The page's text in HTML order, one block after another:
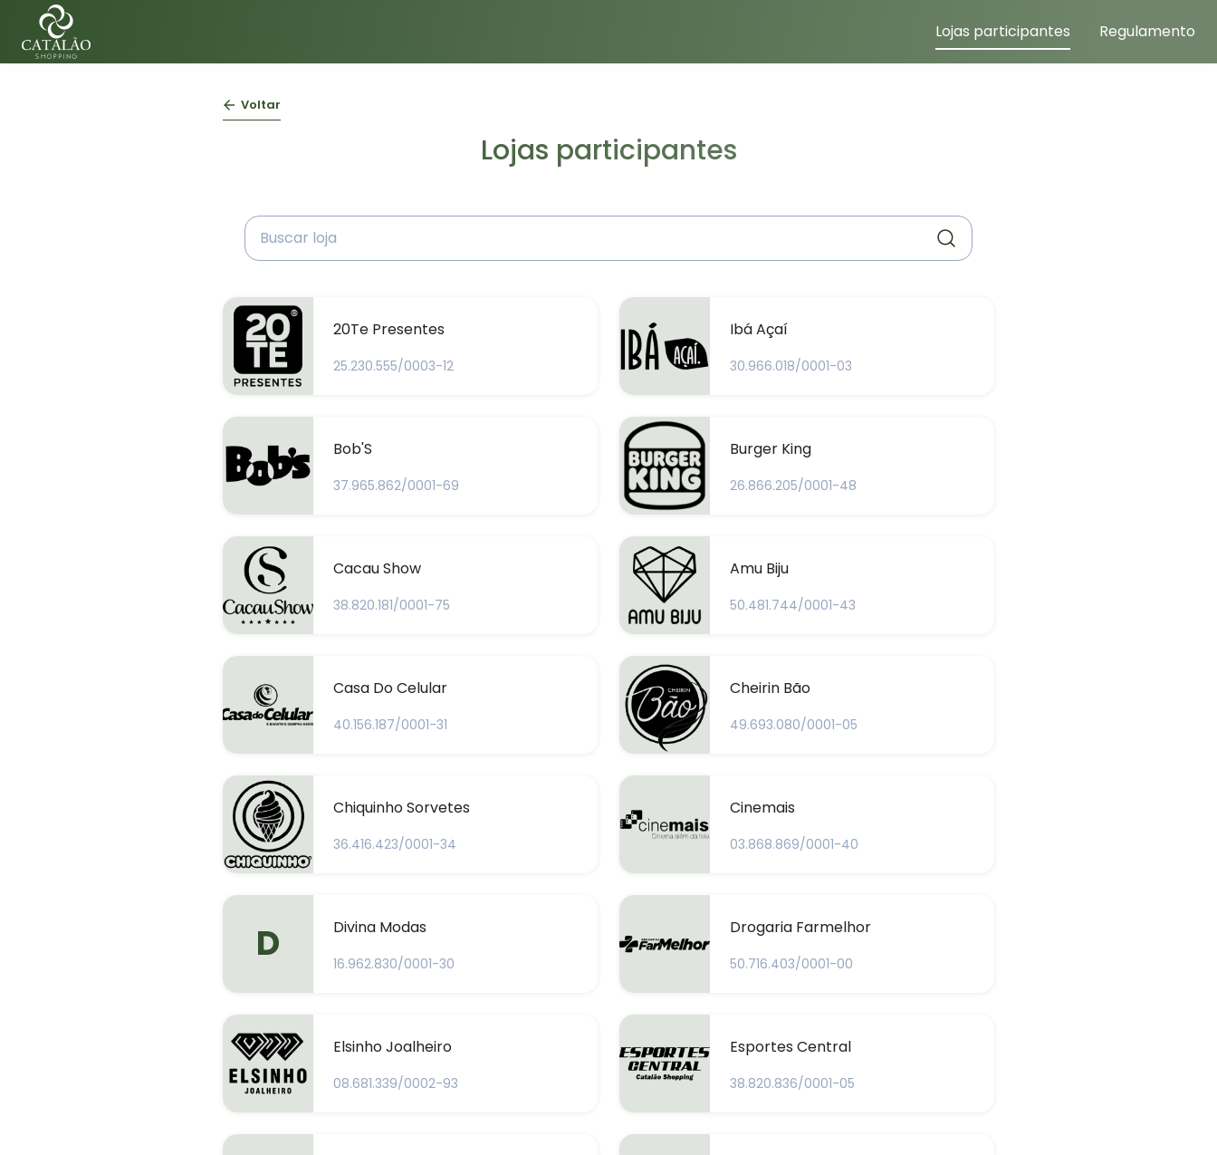
Lojas participantes Regulamento
Voltar
Lojas participantes
20Te Presentes
25.230.555/0003-12
Ibá Açaí
30.966.018/0001-03
Bob'S
37.965.862/0001-69
Burger King
26.866.205/0001-48
Cacau Show
38.820.181/0001-75
Amu Biju
50.481.744/0001-43
Casa Do Celular
40.156.187/0001-31
Cheirin Bão
49.693.080/0001-05
Chiquinho Sorvetes
36.416.423/0001-34
Cinemais
03.868.869/0001-40
D Divina Modas
16.962.830/0001-30
Drogaria Farmelhor
50.716.403/0001-00
Elsinho Joalheiro
08.681.339/0002-93
Esportes Central
38.820.836/0001-05